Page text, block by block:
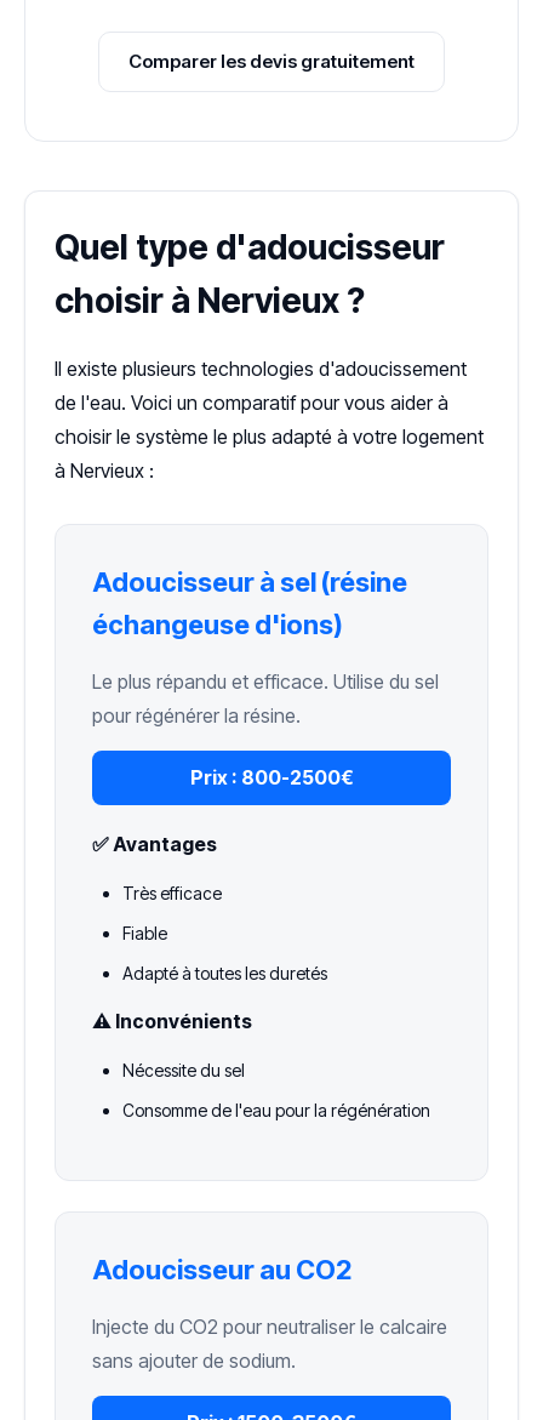
Comparer les devis gratuitement
Quel type d'adoucisseur
choisir à Nervieux ?
Il existe plusieurs technologies d'adoucissement
de l'eau. Voici un comparatif pour vous aider à
choisir le système le plus adapté à votre logement
à Nervieux :
Adoucisseur à sel (résine
échangeuse d'ions)
Le plus répandu et efficace. Utilise du sel
pour régénérer la résine.
Prix : 800-2500€
✅ Avantages
Très efficace
Fiable
Adapté à toutes les duretés
⚠️ Inconvénients
Nécessite du sel
Consomme de l'eau pour la régénération
Adoucisseur au CO2
Injecte du CO2 pour neutraliser le calcaire
sans ajouter de sodium.